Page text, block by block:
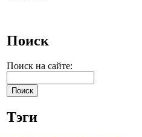
Поиск
Поиск на сайте:
Тэги